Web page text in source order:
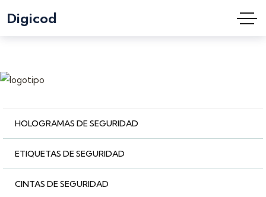
HOLOGRAMAS DE SEGURIDAD
ETIQUETAS DE SEGURIDAD
CINTAS DE SEGURIDAD
Digicod